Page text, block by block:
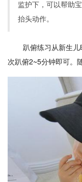
监护下，可以帮助
抬头动作。
趴俯练习从新生
次趴俯2~5分钟即可。